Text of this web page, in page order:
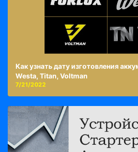
Как узнать дату изготовления
Westa, Titan, Voltman
7/21/2022